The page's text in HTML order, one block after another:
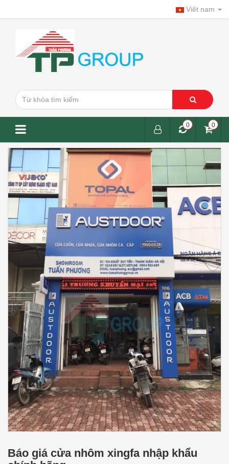
Viêt nam
0
0
Báo giá cửa nhôm xingfa nhập khẩu